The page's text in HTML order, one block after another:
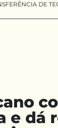
DE
e dá